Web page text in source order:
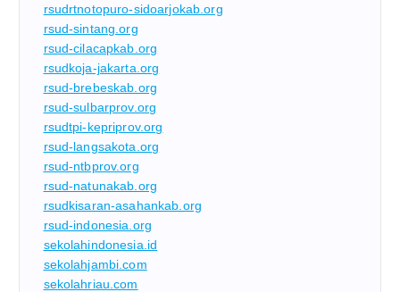
rsudrtnotopuro-sidoarjokab.org
rsud-sintang.org
rsud-cilacapkab.org
rsudkoja-jakarta.org
rsud-brebeskab.org
rsud-sulbarprov.org
rsudtpi-kepriprov.org
rsud-langsakota.org
rsud-ntbprov.org
rsud-natunakab.org
rsudkisaran-asahankab.org
rsud-indonesia.org
sekolahindonesia.id
sekolahjambi.com
sekolahriau.com